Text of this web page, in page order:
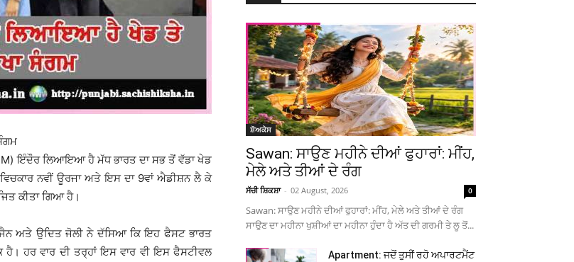
ਇੰਦੌਰ ਲਿਆਇਆ ਹੈ ਮੱਧ ਭਾਰਤ ਦਾ ਸਭ ਤੋਂ ਵੱਡਾ ਖੇਡ
ਨਵੀਂ ਊਰਜਾ ਅਤੇ ਇਸ ਦਾ 9ਵਾਂ ਐਡੀਸ਼ਨ ਲੈ ਕੇ
ਕੀਤਾ ਗਿਆ ਹੈ।
ਅਤੇ ਉਦਿਤ ਜੋਲੀ ਨੇ ਦੱਸਿਆ ਕਿ ਇਹ ਫੈਸਟ ਭਾਰਤ
ਹਰ ਵਾਰ ਦੀ ਤਰ੍ਹਾਂ ਇਸ ਵਾਰ ਵੀ ਇਸ ਫੈਸਟੀਵਲ
ਸ਼ੋਅਕੇਸ
Sawan: ਸਾਉਣ ਮਹੀਨੇ ਦੀਆਂ ਫੁਹਾਰਾਂ: ਮੀਂਹ,
ਮੇਲੇ ਅਤੇ ਤੀਆਂ ਦੇ ਰੰਗ
ਸੱਚੀ ਸ਼ਿਕਸ਼ਾ - 02 August, 2026 0
Sawan: ਸਾਉਣ ਮਹੀਨੇ ਦੀਆਂ ਫੁਹਾਰਾਂ: ਮੀਂਹ, ਮੇਲੇ ਅਤੇ ਤੀਆਂ ਦੇ ਰੰਗ
ਸਾਉਣ ਦਾ ਮਹੀਨਾ ਖੁਸ਼ੀਆਂ ਦਾ ਮਹੀਨਾ ਹੁੰਦਾ ਹੈ ਅੱਤ ਦੀ ਗਰਮੀ ਤੇ ਲੂ ਤੋਂ...
Apartment: ਜਦੋਂ ਤੁਸੀਂ ਰਹੋ ਅਪਾਰਟਮੈਂਟ